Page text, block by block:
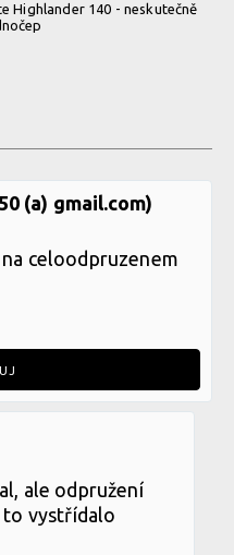
Highlander 140 - neskutečně
(a) gmail.com)
celoodpruzenem
ale odpružení
to vystřídalo